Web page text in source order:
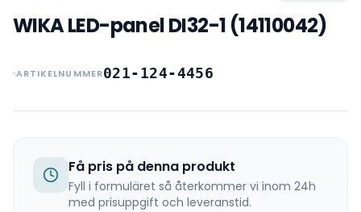
WIKA LED-panel DI32-1 (14110042)
ARTIKELNUMMER021-124-4456
Få pris på denna produkt
Fyll i formuläret så återkommer vi inom 24h
med prisuppgift och leveranstid.